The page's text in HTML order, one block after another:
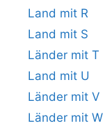
Land mit R
Land mit S
Länder mit T
Land mit U
Länder mit V
Länder mit W